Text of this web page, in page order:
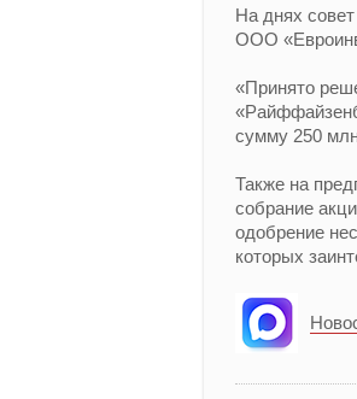
На днях
ООО
«Принято
сумму 250
Также на
собрание
одобрение
которых